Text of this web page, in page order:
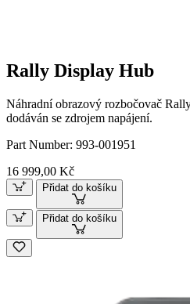
Rally Display Hub
Náhradní obrazový rozbočovač
dodáván se zdrojem napájení.
Part Number: 993-001951
16 999,00 Kč
Přidat do košíku
Přidat do košíku